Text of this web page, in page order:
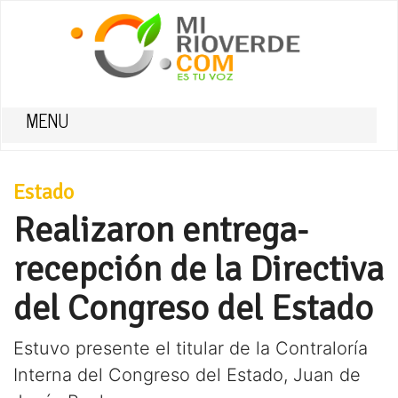
MENU
Estado
Realizaron entrega-
recepción de la Directiva
del Congreso del Estado
Estuvo presente el titular de la Contraloría
Interna del Congreso del Estado, Juan de